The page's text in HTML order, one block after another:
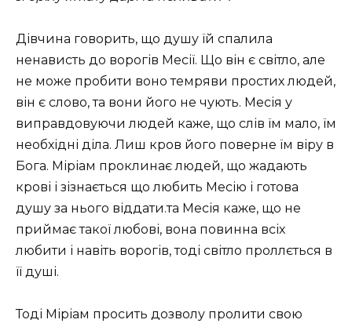
Дівчина говорить, що душу їй спалила
ненависть до ворогів Месії. Що він є світло, але
не може пробити воно темряви простих людей,
він є слово, та вони його не чують. Месія у
виправдовуючи людей каже, що слів їм мало, їм
необхідні діла. Лиш кров його поверне їм віру в
Бога. Міріам проклинає людей, що жадають
крові і зізнається що любить Месію і готова
душу за нього віддати.та Месія каже, що не
приймає такої любові, вона повинна всіх
любити і навіть ворогів, тоді світло проллється в
її душі.
Тоді Міріам просить дозволу пролити свою